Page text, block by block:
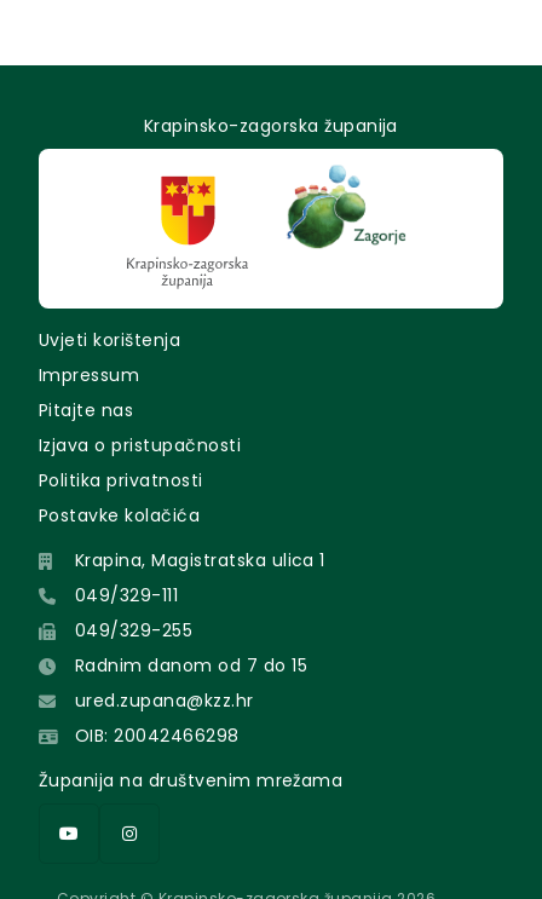
Krapinsko-zagorska županija
Uvjeti korištenja
Impressum
Pitajte nas
Izjava o pristupačnosti
Politika privatnosti
Postavke kolačića
Krapina, Magistratska ulica 1
049/329-111
049/329-255
Radnim danom od 7 do 15
ured.zupana@kzz.hr
OIB: 20042466298
Županija na društvenim mrežama